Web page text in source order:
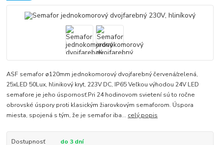
ASF semafor ø120mm jednokomorový dvojfarebný červená/zelená,
25xLED 50Lux, hlinikový kryt, 223V DC, IP65 Veľkou výhodou 24V LED
semafore je jeho úspornosť.Pri 24 hodinovom svietení sú to ročne
obrovské úspory proti klasickým žiarovkovým semaforom. Úspora
miesta, spojená s tým, že je semafor iba... celý popis
Dostupnosť do 3 dní